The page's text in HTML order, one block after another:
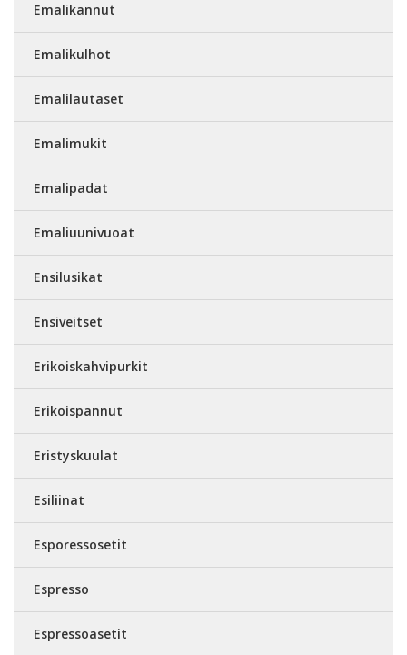
Emalikannut
Emalikulhot
Emalilautaset
Emalimukit
Emalipadat
Emaliuunivuoat
Ensilusikat
Ensiveitset
Erikoiskahvipurkit
Erikoispannut
Eristyskuulat
Esiliinat
Esporessosetit
Espresso
Espressoasetit